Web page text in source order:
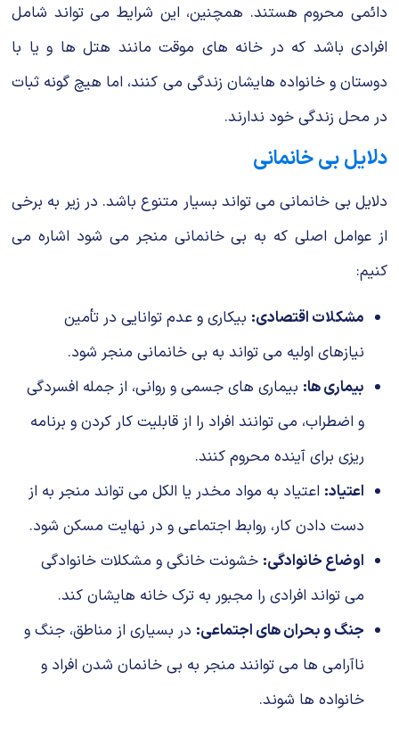
دائمی محروم هستند. همچنین، این شرایط می تواند شامل
افرادی باشد که در خانه های موقت مانند هتل ها و یا با
دوستان و خانواده هایشان زندگی می کنند، اما هیچ گونه ثبات
در محل زندگی خود ندارند.
دلایل بی خانمانی
دلایل بی خانمانی می تواند بسیار متنوع باشد. در زیر به برخی
از عوامل اصلی که به بی خانمانی منجر می شود اشاره می
کنیم:
مشکلات اقتصادی: بیکاری و عدم توانایی در تأمین
نیازهای اولیه می تواند به بی خانمانی منجر شود.
بیماری ها: بیماری های جسمی و روانی، از جمله افسردگی
و اضطراب، می توانند افراد را از قابلیت کار کردن و برنامه
ریزی برای آینده محروم کنند.
اعتیاد: اعتیاد به مواد مخدر یا الکل می تواند منجر به از
دست دادن کار، روابط اجتماعی و در نهایت مسکن شود.
اوضاع خانوادگی: خشونت خانگی و مشکلات خانوادگی
می تواند افرادی را مجبور به ترک خانه هایشان کند.
جنگ و بحران های اجتماعی: در بسیاری از مناطق، جنگ و
ناآرامی ها می توانند منجر به بی خانمان شدن افراد و
خانواده ها شوند.